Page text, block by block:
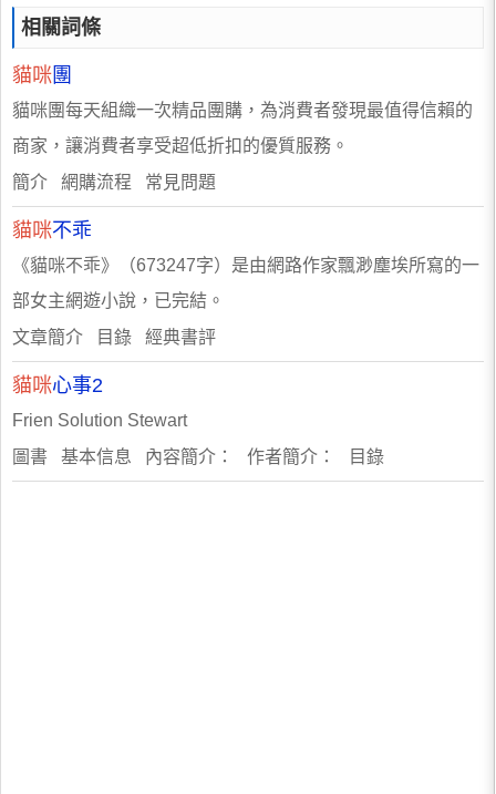
相關詞條
貓咪團
貓咪團每天組織一次精品團購，為消費者發現最值得信賴的
商家，讓消費者享受超低折扣的優質服務。
簡介 網購流程 常見問題
貓咪不乖
《貓咪不乖》（673247字）是由網路作家飄渺塵埃所寫的一
部女主網遊小說，已完結。
文章簡介 目錄 經典書評
貓咪心事2
Frien Solution Stewart
圖書 基本信息 內容簡介： 作者簡介： 目錄